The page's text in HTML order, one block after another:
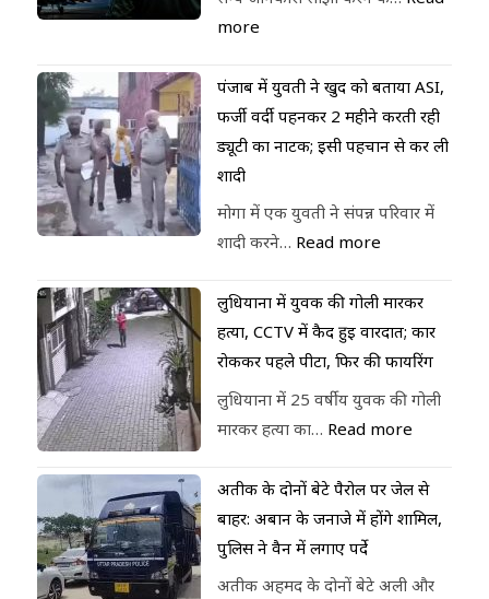
more
पंजाब में युवती ने खुद को बताया ASI,
फर्जी वर्दी पहनकर 2 महीने करती रही
ड्यूटी का नाटक; इसी पहचान से कर ली
शादी
मोगा में एक युवती ने संपन्न परिवार में
शादी करने… Read more
लुधियाना में युवक की गोली मारकर
हत्या, CCTV में कैद हुई वारदात; कार
रोककर पहले पीटा, फिर की फायरिंग
लुधियाना में 25 वर्षीय युवक की गोली
मारकर हत्या का… Read more
अतीक के दोनों बेटे पैरोल पर जेल से
बाहर: अबान के जनाजे में होंगे शामिल,
पुलिस ने वैन में लगाए पर्दे
अतीक अहमद के दोनों बेटे अली और